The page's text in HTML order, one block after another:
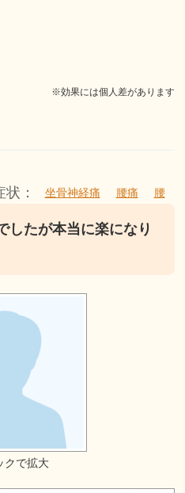
※効果には個人差があります
： 坐骨神経痛 腰痛 腰
したが本当に楽になり